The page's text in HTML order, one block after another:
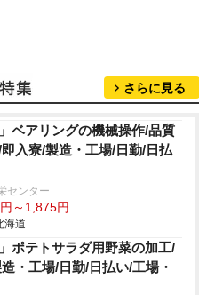
さらに見る
」ベアリングの機械操作/品質
入寮/製造・工場/日勤/日払
センター
～1,875円
海道
」ポテトサラダ用野菜の加工/
・工場/日勤/日払い/工場・